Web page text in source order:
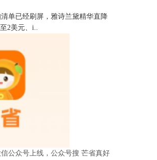
单已经刷屏，雅诗兰黛精华直降
2美元、i..
公众号上线，公众号搜 芒省真好